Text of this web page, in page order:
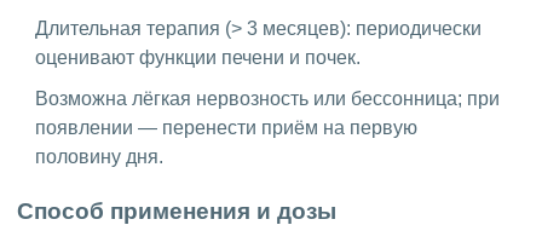
Длительная терапия (> 3 месяцев): периодически
оценивают функции печени и почек.
Возможна лёгкая нервозность или бессонница; при
появлении — перенести приём на первую
половину дня.
Способ применения и дозы